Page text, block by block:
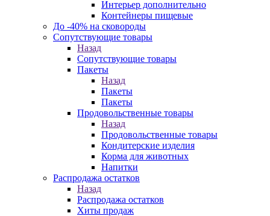
Интерьер дополнительно
Контейнеры пищевые
До -40% на сковороды
Сопутствующие товары
Назад
Сопутствующие товары
Пакеты
Назад
Пакеты
Пакеты
Продовольственные товары
Назад
Продовольственные товары
Кондитерские изделия
Корма для животных
Напитки
Распродажа остатков
Назад
Распродажа остатков
Хиты продаж